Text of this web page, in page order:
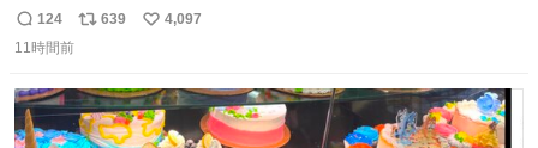
「被害届も検討」 news.livedoor.com/article/detail… 4日
に西鉄福岡（天神）駅および薬院駅で発生した駅構内放送
送設備に外部から不正に音声が流された可能性も含めて確
認を実施」と説明した。
返
信
124
リ
ト
数
639
い
数
4,097
11時間前